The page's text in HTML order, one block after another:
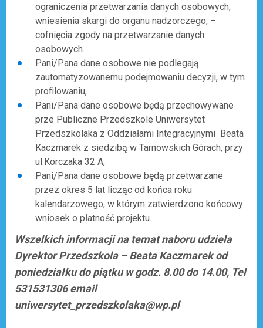
ograniczenia przetwarzania danych osobowych,
wniesienia skargi do organu nadzorczego, –
cofnięcia zgody na przetwarzanie danych
osobowych.
Pani/Pana dane osobowe nie podlegają
zautomatyzowanemu podejmowaniu decyzji, w tym
profilowaniu,
Pani/Pana dane osobowe będą przechowywane
prze Publiczne Przedszkole Uniwersytet
Przedszkolaka z Oddziałami Integracyjnymi Beata
Kaczmarek z siedzibą w Tarnowskich Górach, przy
ul.Korczaka 32 A,
Pani/Pana dane osobowe będą przetwarzane
przez okres 5 lat licząc od końca roku
kalendarzowego, w którym zatwierdzono końcowy
wniosek o płatność projektu.
Wszelkich informacji na temat naboru udziela
Dyrektor Przedszkola – Beata Kaczmarek od
poniedziałku do piątku w godz. 8.00 do 14.00, Tel
531531306 email
uniwersytet_przedszkolaka@wp.pl